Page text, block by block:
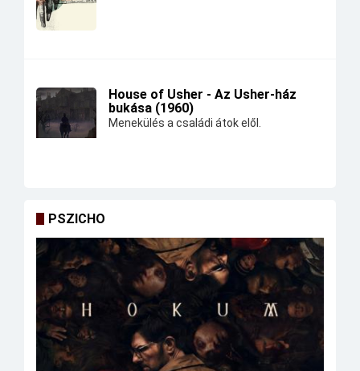
House of Usher - Az Usher-ház
bukása (1960)
Menekülés a családi átok elől.
PSZICHO